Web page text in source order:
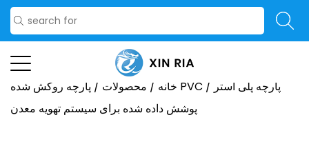
خانه / محصولات / پارچه روکش شده PVC / پارچه پلی استر
پوشش داده شده برای سیستم تهویه معدن